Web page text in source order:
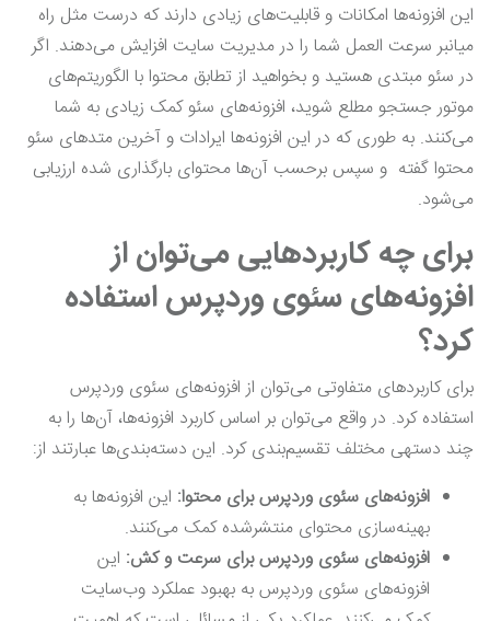
این افزونه‌ها امکانات و قابلیت‌های زیادی دارند که درست مثل راه
میانبر سرعت العمل شما را در مدیریت سایت افزایش می‌دهند. اگر
در سئو مبتدی هستید و بخواهید از تطابق محتوا با الگوریتم‌های
موتور جستجو مطلع شوید، افزونه‌های سئو کمک زیادی به شما
می‌کنند. به طوری که در این افزونه‌ها ایرادات و آخرین متدهای سئو
محتوا گفته و سپس برحسب آن‌ها محتوای بارگذاری شده ارزیابی
می‌شود.
برای چه کاربردهایی می‌توان از
افزونه‌های سئوی وردپرس استفاده
کرد؟
برای کاربردهای متفاوتی می‌توان از افزونه‌های سئوی وردپرس
استفاده کرد. در واقع می‌توان بر اساس کاربرد افزونه‌ها، آن‌ها را به
چند دسته‎ی مختلف تقسیم‌بندی کرد. این دسته‌بندی‌ها عبارتند از:
افزونه‌های سئوی وردپرس برای محتوا: این افزونه‌ها به
بهینه‌سازی محتوای منتشرشده کمک می‌کنند.
افزونه‌های سئوی وردپرس برای سرعت و کش: این
افزونه‌های سئوی وردپرس به بهبود عملکرد وب‌سایت